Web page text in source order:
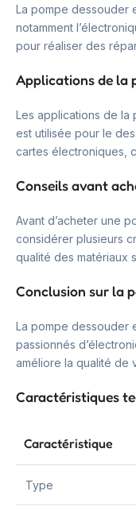
La pompe dessouder
notamment
pour réaliser des
Applications de la
Les applications de la
est utilisée pour le
cartes électroniques,
Conseils avant
Avant d’acheter une
considérer plusieurs
qualité des matériaux
Conclusion sur la
La pompe dessouder
passionnés
améliore la qualité de
Caractéristiques
Caractéristique
Type